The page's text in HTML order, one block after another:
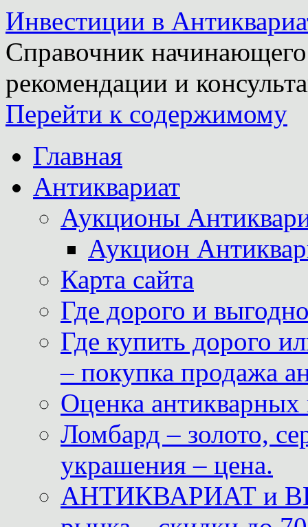
Инвестиции в
Справочник
рекомендации и
Перейти к содержимому
Главная
Антиквариат
Аукционы
Аукцион
Карта сайта
Где дорого и
Где купить дорого
– покупка продажа
Оценка антикварных
Ломбард – золото,
украшения – цена.
АНТИКВАРИАТ и